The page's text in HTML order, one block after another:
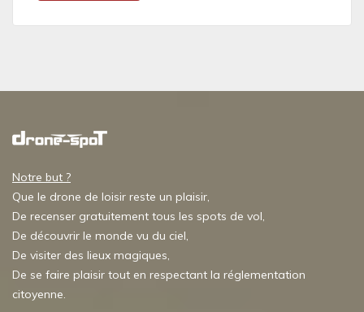
Notre but ?
Que le drone de loisir reste un plaisir,
De recenser gratuitement tous les spots de vol,
De découvrir le monde vu du ciel,
De visiter des lieux magiques,
De se faire plaisir tout en respectant la réglementation
citoyenne.